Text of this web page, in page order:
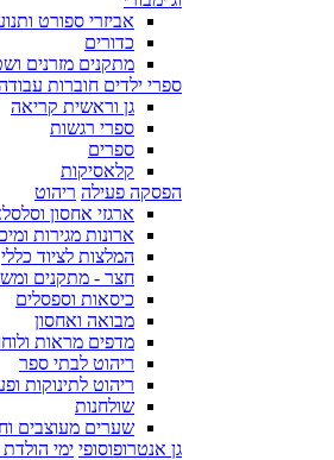
אביזרי ספורט
כדורים
מתקנים מזרנים
ספרי ילדים חוברות
גן וראשית קריאה
ספרי רגשות
ספרים
קלאסיקות
הפסקה פעילה ריהוט
ארגזי אחסון
ארונות מגירות
המלצות לציוד כללי
חצר - מתקנים
כיסאות וספסלים
מבואה ואחסון
מדפים מראות
ריהוט לבתי ספר
ריהוט לתינוקות
שולחנות
שערים מעוצבים
גן אנטרופוסופי ימי